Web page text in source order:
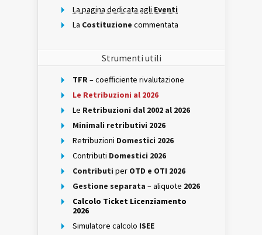
La pagina dedicata agli Eventi
La Costituzione commentata
Strumenti utili
TFR– coefficiente rivalutazione
Le Retribuzioni al 2026
Le Retribuzioni dal 2002 al 2026
Minimali retributivi 2026
Retribuzioni Domestici 2026
Contributi Domestici 2026
Contributi per OTD e OTI 2026
Gestione separata – aliquote 2026
Calcolo Ticket Licenziamento
2026
Simulatore calcolo ISEE